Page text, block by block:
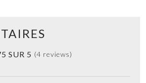
SUR 5 (4 reviews)